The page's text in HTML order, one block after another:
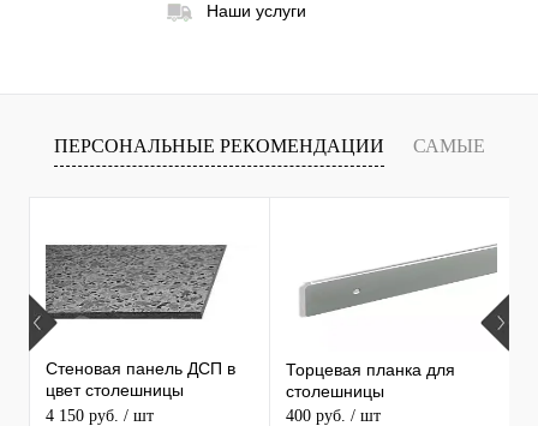
Наши услуги
ПЕРСОНАЛЬНЫЕ РЕКОМЕНДАЦИИ САМЫЕ
ПРОДАВАЕМЫЕ ТОВАРЫ
Стеновая панель ДСП в
цвет столешницы
MAERSS
4 150 руб. / шт
Торцевая планка для
столешницы
400 руб. / шт